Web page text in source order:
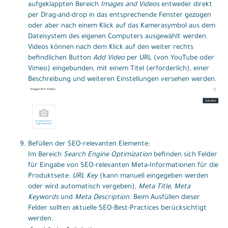
aufgeklappten Bereich Images and Videosentweder direkt
per Drag-and-drop in das entsprechende Fenster gezogen
oder aber nach einem Klick auf das Kamerasymbol aus dem
Dateisystem des eigenen Computers ausgewählt werden.
Videos können nach dem Klick auf den weiter rechts
befindlichen Button Add Videoper URL (von YouTube oder
Vimeo) eingebunden, mit einem Titel (erforderlich), einer
Beschreibung und weiteren Einstellungen versehen werden.
Befüllen der SEO-relevanten Elemente:
Im Bereich Search Engine Optimization befinden sich Felder
für Eingabe von SEO-relevanten Meta-Informationen für die
Produktseite: URL Key(kann manuell eingegeben werden
oder wird automatisch vergeben), Meta Title, Meta
Keywordsund Meta Description. Beim Ausfüllen dieser
Felder sollten aktuelle SEO-Best-Practices berücksichtigt
werden.